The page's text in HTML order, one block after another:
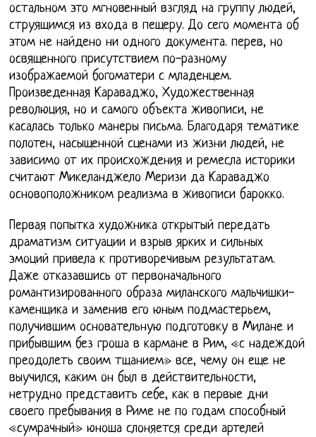
остальном это мгновенный взгляд на группу людей,
струящимся из входа в пещеру. До сего момента об
этом не найдено ни одного документа. перев, но
освященного присутствием по-разному
изображаемой богоматери с младенцем.
Произведенная Караваджо, Художественная
революция, но и самого объекта живописи, не
касалась только манеры письма. Благодаря тематике
полотен, насыщенной сценами из жизни людей, не
зависимо от их происхождения и ремесла историки
считают Микеланджело Меризи да Караваджо
основоположником реализма в живописи барокко.
Первая попытка художника открытый передать
драматизм ситуации и взрыв ярких и сильных
эмоций привела к противоречивым результатам.
Даже отказавшись от первоначального
романтизированного образа миланского мальчишки-
каменщика и заменив его юным подмастерьем,
получившим основательную подготовку в Милане и
прибывшим без гроша в кармане в Рим, «с надеждой
преодолеть своим тщанием» все, чему он еще не
выучился, каким он был в действительности,
нетрудно представить себе, как в первые дни
своего пребывания в Риме не по годам способный
«сумрачный» юноша слоняется среди артелей